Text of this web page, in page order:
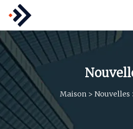
Maison > Nouvelles